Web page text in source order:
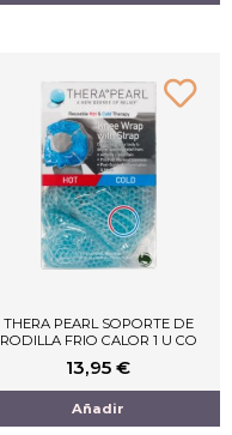
THERA PEARL SOPORTE DE
RODILLA FRIO CALOR 1 U CO
13,95 €
Añadir